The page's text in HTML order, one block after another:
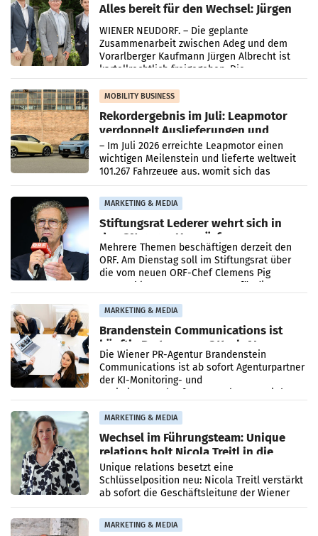
Alles bereit für den Wechsel: Jürgen
Albrecht setzt ab 1.1.2027 auf Adeg
WIENER NEUDORF. – Die geplante
Zusammenarbeit zwischen Adeg und dem
Vorarlberger Kaufmann Jürgen Albrecht ist
kartellrechtlich freigegeben: Die
Bundeswettbewerbsbehörde und der
Bundeskartellanwalt
MOBILITY BUSINESS
Rekordergebnis im Juli: Leapmotor
verdoppelt Auslieferungen und
überschreitet die 100.000er-Marke
– Im Juli 2026 erreichte Leapmotor einen
wichtigen Meilenstein und lieferte weltweit
101.267 Fahrzeuge aus, womit sich das
Ergebnis gegenüber Juli 2025 mehr als
verdoppelte (+102
MARKETING & MEDIA
Stiftungsrat Lederer wehrt sich in
den SN gegen Vorwürfe
Mehrere Themen beschäftigen derzeit den
ORF. Am Dienstag soll im Stiftungsrat über
die vom neuen ORF-Chef Clemens Pig
vorgeschlagenen Besetzungen für die
MARKETING & MEDIA
Brandenstein Communications ist
künftig Partner von OtterlyAI
Die Wiener PR-Agentur Brandenstein
Communications ist ab sofort Agenturpartner
der KI-Monitoring- und
Optimierungsplattform OtterlyAI. Damit baut
MARKETING & MEDIA
Wechsel im Führungsteam: Unique
relations holt Nicola Treitl in die
Geschäftsleitung
Unique relations besetzt eine
Schlüsselposition neu: Nicola Treitl verstärkt
ab sofort die Geschäftsleitung der Wiener
PR-Agentur an der Seite von Josef Kalina und
Anna Kalina-Mahr.
MARKETING & MEDIA